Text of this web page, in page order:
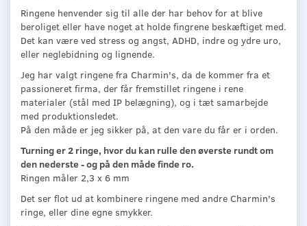
Ringene henvender sig til alle der har behov for at blive
beroliget eller have noget at holde fingrene beskæftiget med.
Det kan være ved stress og angst, ADHD, indre og ydre uro,
eller neglebidning og lignende.
Jeg har valgt ringene fra Charmin's, da de kommer fra et
passioneret firma, der får fremstillet ringene i rene
materialer (stål med IP belægning), og i tæt samarbejde
med produktionsledet.
På den måde er jeg sikker på, at den vare du får er i orden.
Turning er 2 ringe, hvor du kan rulle den øverste rundt om
den nederste - og på den måde finde ro.
Ringen måler 2,3 x 6 mm
Det ser flot ud at kombinere ringene med andre Charmin's
ringe, eller dine egne smykker.